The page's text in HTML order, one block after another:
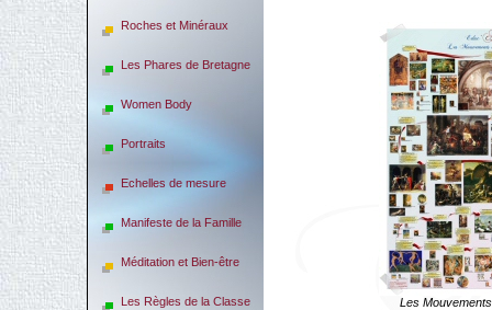
Roches et Minéraux
Les Phares de Bretagne
Women Body
Portraits
Echelles de mesure
Manifeste de la Famille
Méditation et Bien-être
Les Règles de la Classe Les